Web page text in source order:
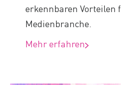
erkennbaren Vorteilen
Medienbranche.
Mehr erfahren